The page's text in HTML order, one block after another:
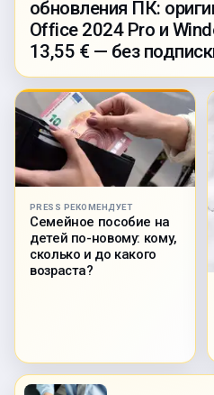
обновления ПК:
Office 2024 Pro и
13,55 € — без
PRESS РЕКОМЕНДУЕТ
Семейное пособие на
детей по-новому: кому,
сколько и до какого
возраста?